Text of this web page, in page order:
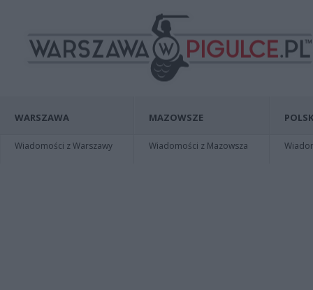
WARSZAWA
Wiadomości z Warszawy
MAZOWSZE
Wiadomości z Mazowsza